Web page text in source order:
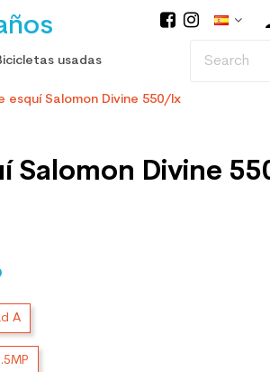
usadas
esquí Salomon Divine 550/lx
Salomon Divine
A